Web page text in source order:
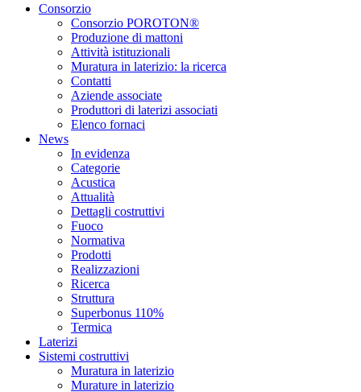
Consorzio
Consorzio POROTON®
Produzione di mattoni
Attività istituzionali
Muratura in laterizio: la ricerca
Contatti
Aziende associate
Produttori di laterizi associati
Elenco fornaci
News
In evidenza
Categorie
Acustica
Attualità
Dettagli costruttivi
Fuoco
Normativa
Prodotti
Realizzazioni
Ricerca
Struttura
Superbonus 110%
Termica
Laterizi
Sistemi costruttivi
Muratura in laterizio
Murature in laterizio